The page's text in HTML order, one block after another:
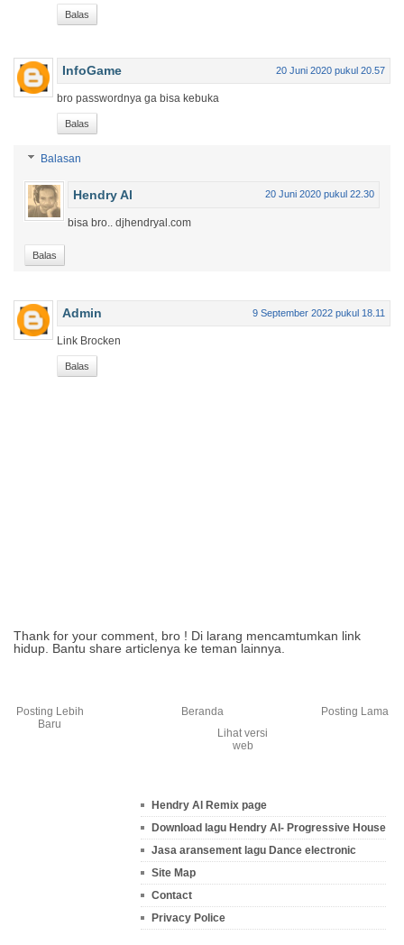
Balas
InfoGame 20 Juni 2020 pukul 20.57
bro passwordnya ga bisa kebuka
Balas
Balasan
Hendry Al 20 Juni 2020 pukul 22.30
bisa bro.. djhendryal.com
Balas
Admin 9 September 2022 pukul 18.11
Link Brocken
Balas
Thank for your comment, bro ! Di larang mencamtumkan link
hidup. Bantu share articlenya ke teman lainnya.
Posting Lebih
Baru
Posting Lama
Beranda
Lihat versi
web
Hendry Al Remix page
Download lagu Hendry Al- Progressive House
Jasa aransement lagu Dance electronic
Site Map
Contact
Privacy Police